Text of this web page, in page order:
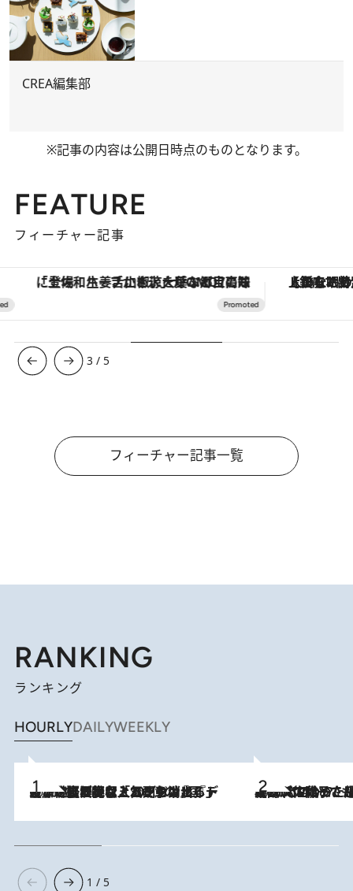
CREA編集部
※記事の内容は公開日時点のものとなります。
FEATURE
フィーチャー記事
「土佐和ハーブかき氷」がOMO7高知に登場！生姜、山椒、大葉など目にも舌にも涼を呼ぶ郷土の味 【銀座で出合う最旬美容】美髪ケアや上質
3 / 5
フィーチャー記事一覧
RANKING
ランキング
HOURLYDAILYWEEKLY
2026.8.5
【なぜ吉沢亮は「気配を消せる」のか？】興行収入208億の『国宝』を経て挑むミュージカル『ディア・エヴァン・ハンセン』。トップ俳優が舞台上でさらけ出した“孤独”とは 2026.8.5
【阿川佐和子さんの年とる力】なぜ70代で始めた趣味は“こんなに楽しい”のか？ ピアノ、俳句…スランプに陥っても続けられる“ある秘訣”とは
1 / 5